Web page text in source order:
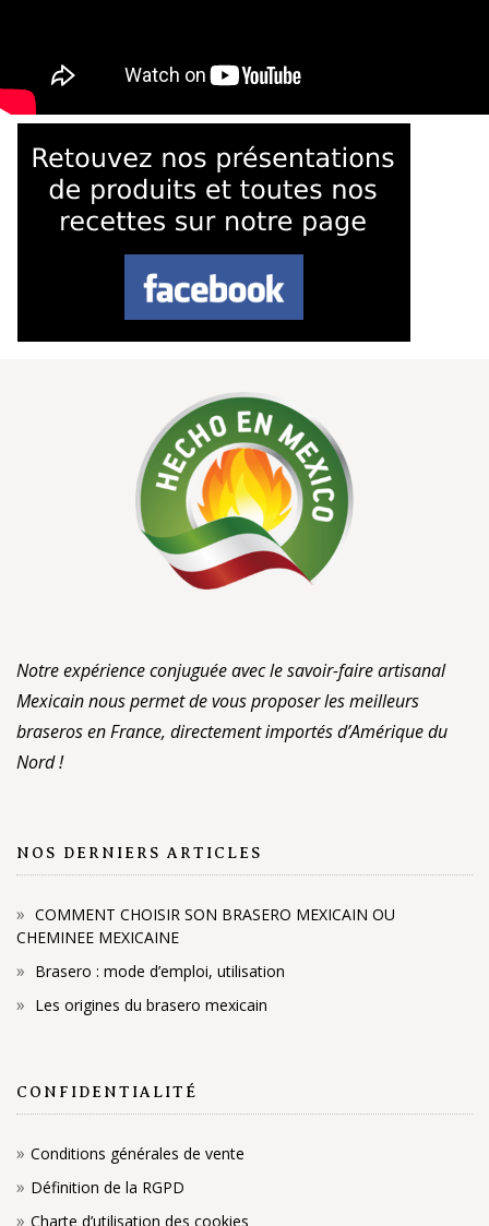
Notre expérience conjuguée avec le savoir-faire artisanal
Mexicain nous permet de vous proposer les meilleurs
braseros en France, directement importés d’Amérique du
Nord !
NOS DERNIERS ARTICLES
COMMENT CHOISIR SON BRASERO MEXICAIN OU
CHEMINEE MEXICAINE
Brasero : mode d’emploi, utilisation
Les origines du brasero mexicain
CONFIDENTIALITÉ
Conditions générales de vente
Définition de la RGPD
Charte d’utilisation des cookies